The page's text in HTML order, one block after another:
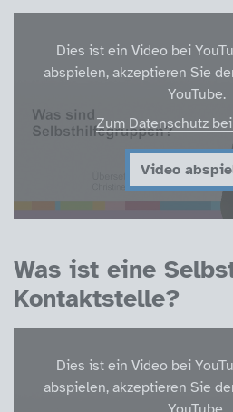
Dies ist ein Video bei
abspielen, akzeptieren Sie
YouTube.
Zum Datenschutz
Video
Was ist eine
Kontaktstelle?
Dies ist ein Video bei
abspielen, akzeptieren Sie